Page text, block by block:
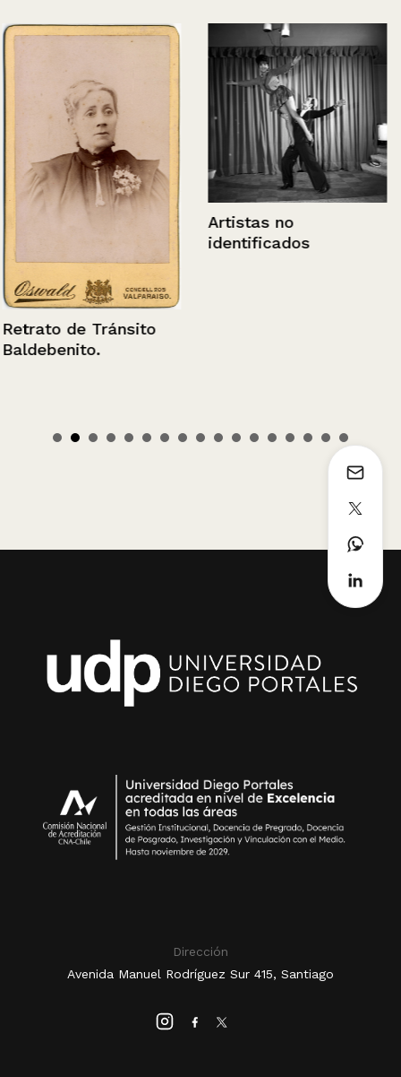
Retrato de Tránsito
Baldebenito.
Artistas no
identificados
Dirección
Avenida Manuel Rodríguez Sur 415, Santiago